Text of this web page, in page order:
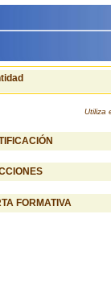
Utiliza
FORMATIVA